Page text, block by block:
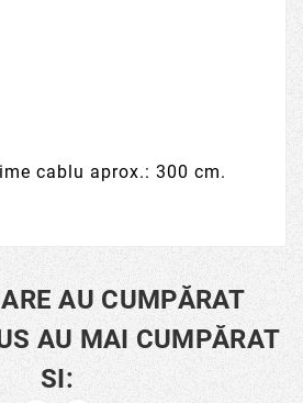
cablu aprox.: 300 cm.
AU CUMPĂRAT
AU MAI CUMPĂRAT
SI: